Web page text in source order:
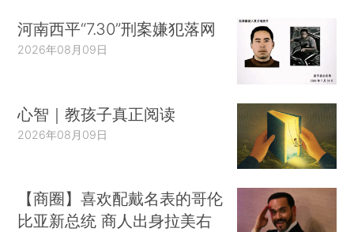
河南西平“7.30”刑案嫌犯落网
2026年08月09日
心智｜教孩子真正阅读
2026年08月09日
【商圈】喜欢配戴名表的哥伦
比亚新总统 商人出身拉美右